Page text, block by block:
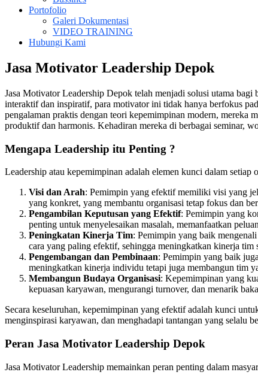
Portofolio
Galeri Dokumentasi
VIDEO TRAINING
Hubungi Kami
Jasa Motivator Leadership Depok
Jasa Motivator Leadership Depok telah menjadi solusi utama
interaktif dan inspiratif, para motivator ini tidak hanya berfokus
pengalaman praktis dengan teori kepemimpinan modern, mereka
produktif dan harmonis. Kehadiran mereka di berbagai seminar,
Mengapa Leadership itu Penting ?
Leadership atau kepemimpinan adalah elemen kunci dalam setiap
Visi dan Arah: Pemimpin yang efektif memiliki visi yang
yang konkret, yang membantu organisasi tetap fokus dan
Pengambilan Keputusan yang Efektif: Pemimpin yang
penting untuk menyelesaikan masalah, memanfaatkan
Peningkatan Kinerja Tim: Pemimpin yang baik
cara yang paling efektif, sehingga meningkatkan kinerja tim
Pengembangan dan Pembinaan: Pemimpin yang baik
meningkatkan kinerja individu tetapi juga membangun tim
Membangun Budaya Organisasi: Kepemimpinan yang
kepuasan karyawan, mengurangi turnover, dan menarik
Secara keseluruhan, kepemimpinan yang efektif adalah kunci
menginspirasi karyawan, dan menghadapi tantangan yang selalu
Peran Jasa Motivator Leadership Depok
Jasa Motivator Leadership memainkan peran penting dalam